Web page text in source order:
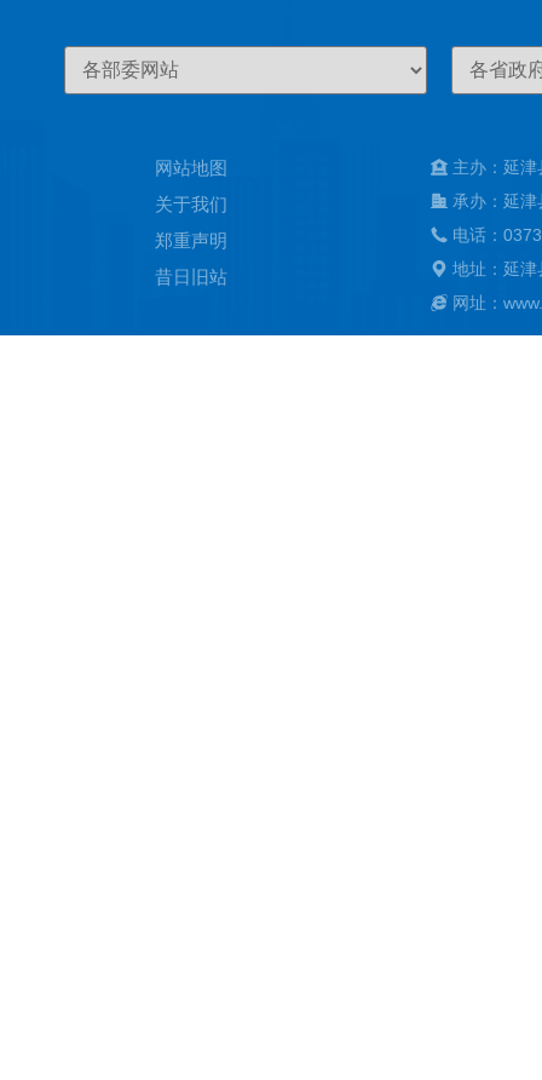
网站地图
关于我们
郑重声明
昔日旧站
主办：延
承办：延
电话：
地址：延
网址：